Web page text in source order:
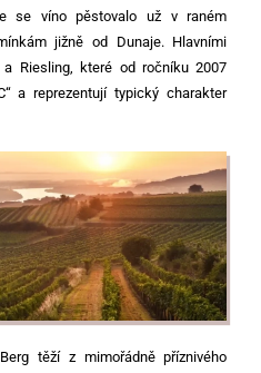
se víno pěstovalo už v raném
jižně od Dunaje. Hlavními
Riesling, které od ročníku 2007
a reprezentují typický charakter
těží z mimořádně příznivého